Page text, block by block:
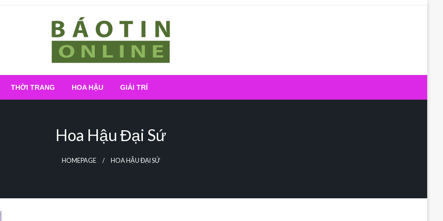
Báo Tin Online
THỜI TRANG HOA HẬU GIẢI TRÍ
Hoa Hậu Đại Sứ
HOMEPAGE HOA HẬU ĐẠI SỨ